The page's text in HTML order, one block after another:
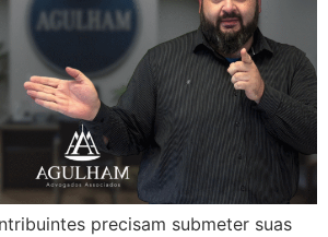
precisam submeter suas